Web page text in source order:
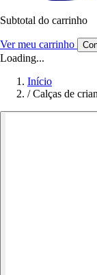
Subtotal do carrinho
Ver meu carrinho
Loading...
Início
/ Calças de